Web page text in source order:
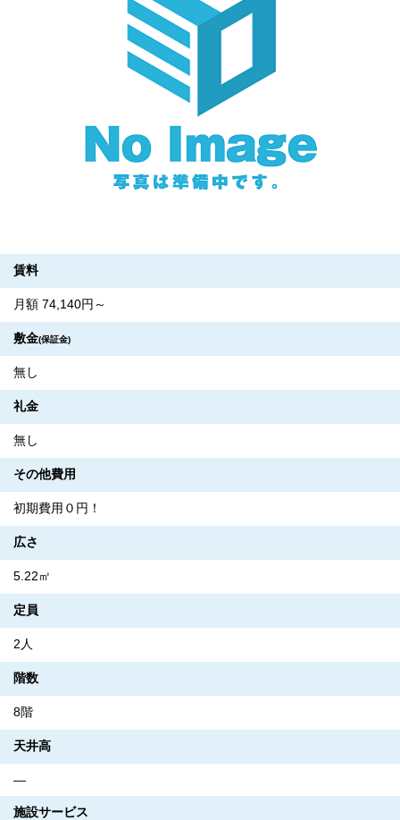
賃料
月額 74,140円～
敷金(保証金)
無し
礼金
無し
その他費用
初期費用０円！
広さ
5.22㎡
定員
2人
階数
8階
天井高
―
施設サービス